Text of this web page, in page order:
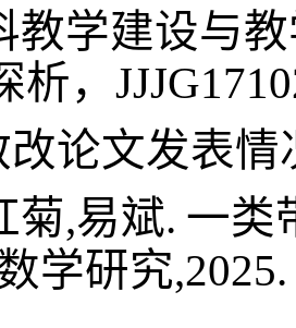
教学建设与
，
论文发表情
菊,易斌. 一类
学研究,2025.